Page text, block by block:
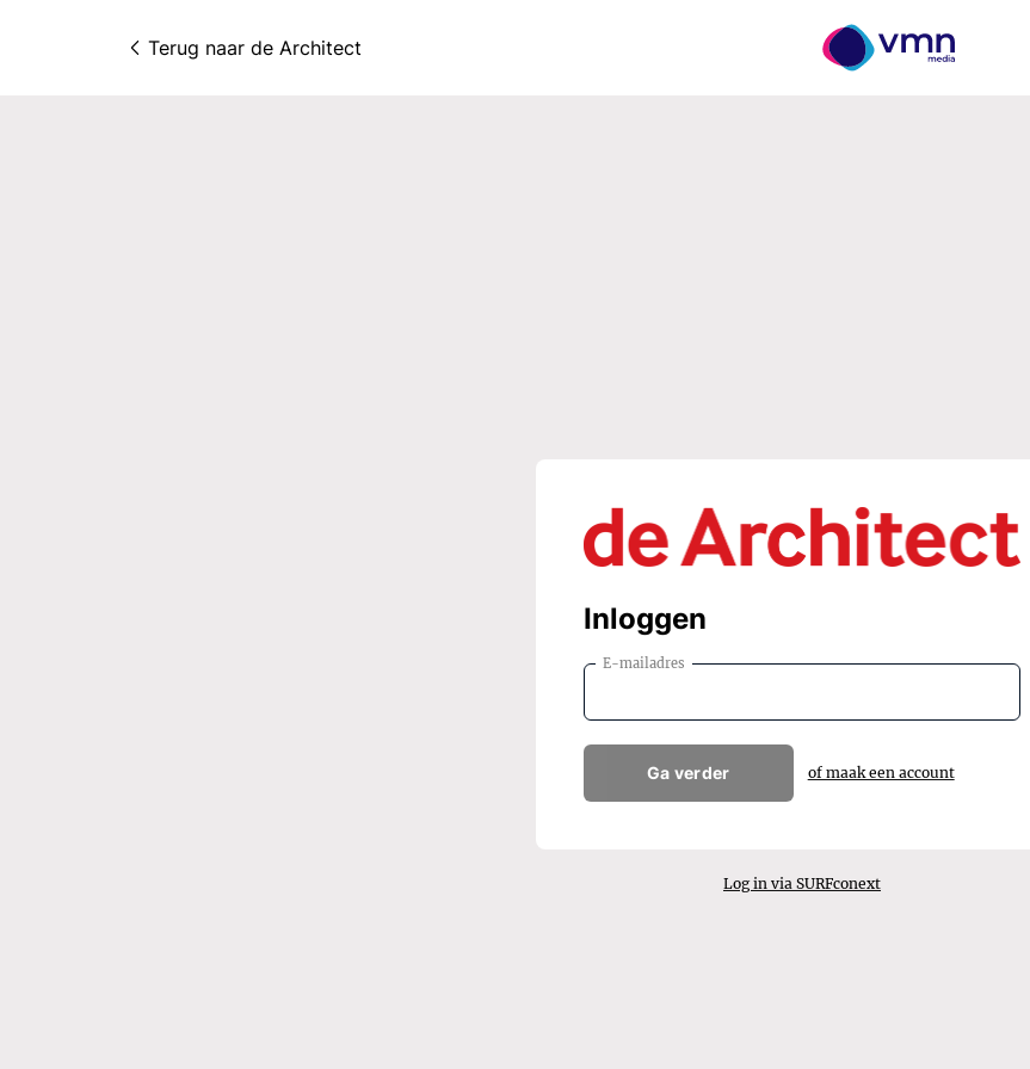
Terug naar de Architect
Inloggen
E-mailadres
Ga verder of maak een account
Log in via SURFconext